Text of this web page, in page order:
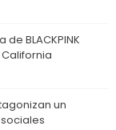
BLACKPINK
un